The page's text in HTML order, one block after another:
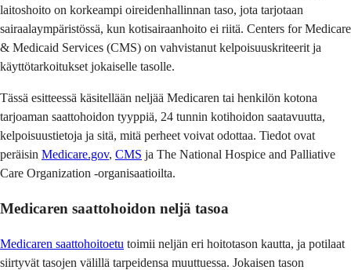
laitoshoito on korkeampi oireidenhallinnan taso, jota tarjotaan
sairaalaympäristössä, kun kotisairaanhoito ei riitä. Centers for Medicare
& Medicaid Services (CMS) on vahvistanut kelpoisuuskriteerit ja
käyttötarkoitukset jokaiselle tasolle.
Tässä esitteessä käsitellään neljää Medicaren tai henkilön kotona
tarjoaman saattohoidon tyyppiä, 24 tunnin kotihoidon saatavuutta,
kelpoisuustietoja ja sitä, mitä perheet voivat odottaa. Tiedot ovat
peräisin Medicare.gov, CMS ja The National Hospice and Palliative
Care Organization -organisaatioilta.
Medicaren saattohoidon neljä tasoa
Medicaren saattohoitoetu toimii neljän eri hoitotason kautta, ja potilaat
siirtyvät tasojen välillä tarpeidensa muuttuessa. Jokaisen tason